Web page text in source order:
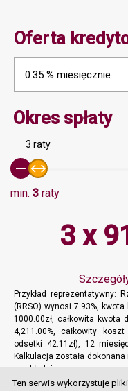
Oferta
0.35 % miesięcznie
Okres spłaty
3 raty
min. 3 raty
3 x
Przykład reprezentatywny:
(RRSO) wynosi 7.93%,
1000.00zł, całkowita kwota
4,211.00%, całkowity
odsetki 42.11zł), 12
Kalkulacja została
przykładzie.
Ten serwis wykorzystuje